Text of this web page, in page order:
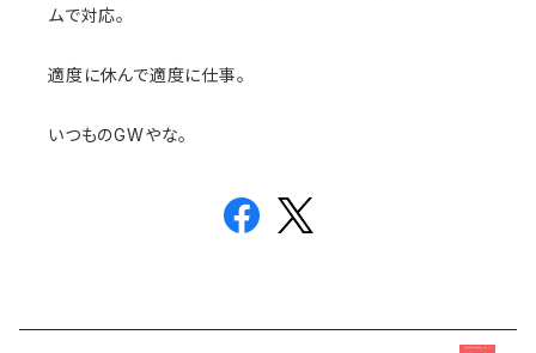
ムで対応。
適度に休んで適度に仕事。
いつものGWやな。